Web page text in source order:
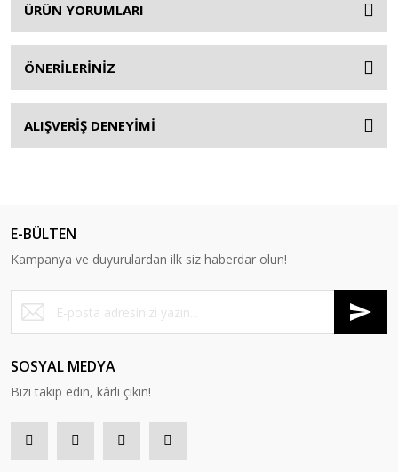
ÜRÜN YORUMLARI
ÖNERİLERİNİZ
ALIŞVERİŞ DENEYİMİ
E-BÜLTEN
Kampanya ve duyurulardan ilk siz haberdar olun!
SOSYAL MEDYA
Bizi takip edin, kârlı çıkın!